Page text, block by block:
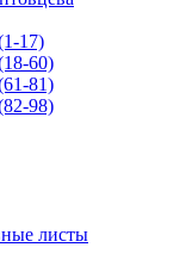
17)
60)
81)
98)
листы